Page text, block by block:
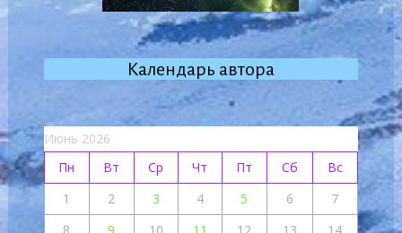
Календарь автора
Июнь 2026
Пн
Вт Ср Чт Пт Сб
Вс
1
2 3 4 5 6
7